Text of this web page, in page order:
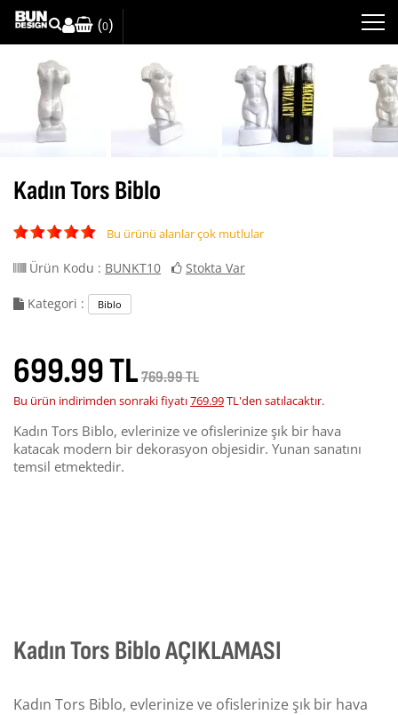
(0)
Kadın Tors Biblo
Bu ürünü alanlar çok mutlular
Ürün Kodu : BUNKT10 Stokta Var
Kategori : Biblo
699.99 TL769.99 TL
Bu ürün indirimden sonraki fiyatı769.99TL'den satılacaktır.
Kadın Tors Biblo, evlerinize ve ofislerinize şık bir hava
katacak modern bir dekorasyon objesidir. Yunan sanatını
temsil etmektedir.
Kadın Tors Biblo AÇIKLAMASI
Kadın Tors Biblo, evlerinize ve ofislerinize şık bir hava